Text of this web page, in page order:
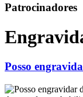
Patrocinadores
Posso